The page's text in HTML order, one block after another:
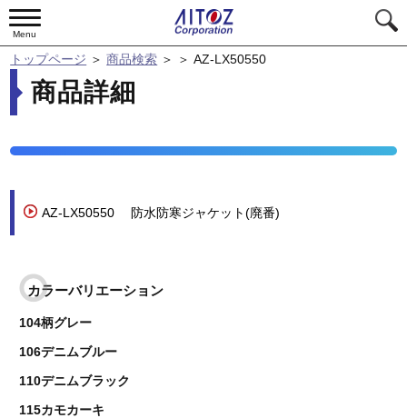
Menu
トップページ ＞商品検索 ＞ ＞AZ-LX50550
商品詳細
AZ-LX50550 防水防寒ジャケット(廃番)
カラーバリエーション
104柄グレー
106デニムブルー
110デニムブラック
115カモカーキ